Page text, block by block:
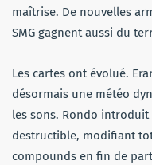
maîtrise. De nouvelles
SMG gagnent aussi du
Les cartes ont évolué.
désormais une météo
les sons. Rondo introduit
destructible, modifiant
compounds en fin de